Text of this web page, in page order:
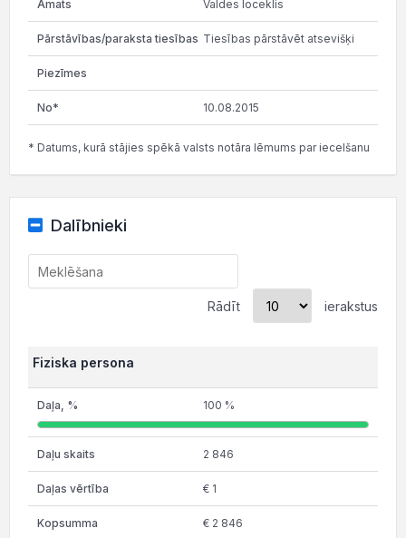
Valdes loceklis
Tiesības pārstāvēt atsevišķi
10.08.2015
* Datums, kurā stājies spēkā valsts notāra lēmums par iecelšanu
Dalībnieki
Rādīt ierakstus
Fiziska persona
100 %
2 846
€ 1
€ 2 846